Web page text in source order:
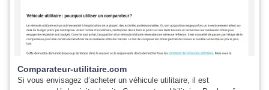
Comparateur-utilitaire.com
Si vous envisagez d’acheter un véhicule utilitaire, il est